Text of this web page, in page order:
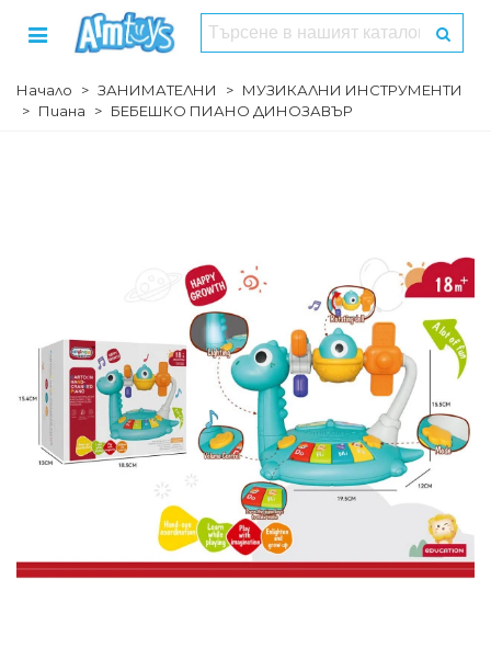
Начало > ЗАНИМАТЕЛНИ > МУЗИКАЛНИ ИНСТРУМЕНТИ
> Пиана > БЕБЕШКО ПИАНО ДИНОЗАВЪР